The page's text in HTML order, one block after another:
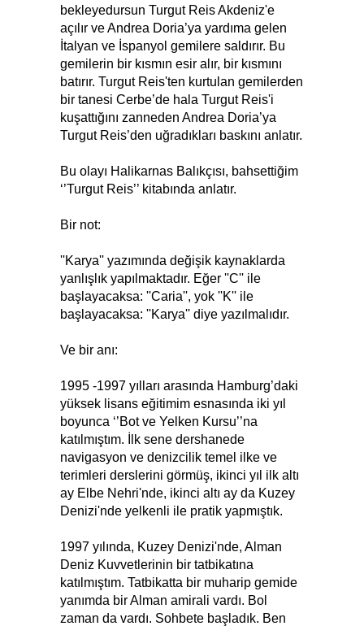
bekleyedursun Turgut Reis Akdeniz'e
açılır ve Andrea Doria’ya yardıma gelen
İtalyan ve İspanyol gemilere saldırır. Bu
gemilerin bir kısmın esir alır, bir kısmını
batırır. Turgut Reis'ten kurtulan gemilerden
bir tanesi Cerbe’de hala Turgut Reis'i
kuşattığını zanneden Andrea Doria’ya
Turgut Reis’den uğradıkları baskını anlatır.
Bu olayı Halikarnas Balıkçısı, bahsettiğim
‘’Turgut Reis’’ kitabında anlatır.
Bir not:
''Karya'' yazımında değişik kaynaklarda
yanlışlık yapılmaktadır. Eğer ''C'' ile
başlayacaksa: ''Caria'', yok ''K'' ile
başlayacaksa: ''Karya'' diye yazılmalıdır.
Ve bir anı:
1995 -1997 yılları arasında Hamburg’daki
yüksek lisans eğitimim esnasında iki yıl
boyunca ‘’Bot ve Yelken Kursu’’na
katılmıştım. İlk sene dershanede
navigasyon ve denizcilik temel ilke ve
terimleri derslerini görmüş, ikinci yıl ilk altı
ay Elbe Nehri'nde, ikinci altı ay da Kuzey
Denizi'nde yelkenli ile pratik yapmıştık.
1997 yılında, Kuzey Denizi'nde, Alman
Deniz Kuvvetlerinin bir tatbikatına
katılmıştım. Tatbikatta bir muharip gemide
yanımda bir Alman amirali vardı. Bol
zaman da vardı. Sohbete başladık. Ben